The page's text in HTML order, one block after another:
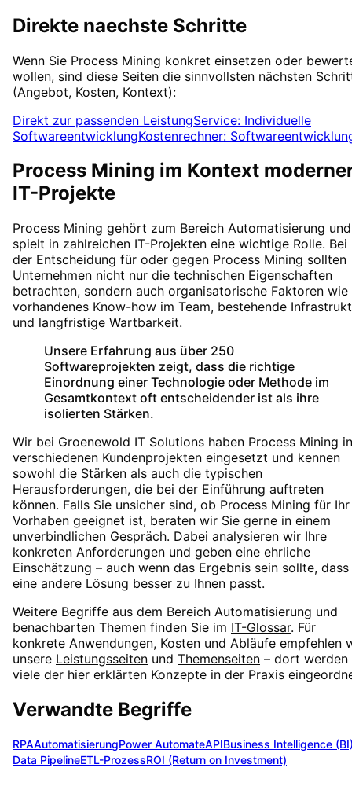
Direkte naechste Schritte
Wenn Sie Process Mining konkret einsetzen oder
wollen, sind diese Seiten die sinnvollsten nächsten
(Angebot, Kosten, Kontext):
Direkt zur passenden LeistungService: Individuelle
SoftwareentwicklungKostenrechner:
Process Mining im Kontext
IT-Projekte
Process Mining gehört zum Bereich Automatisierung und
spielt in zahlreichen IT-Projekten eine wichtige Rolle. Bei
der Entscheidung für oder gegen Process Mining sollten
Unternehmen nicht nur die technischen Eigenschaften
betrachten, sondern auch organisatorische Faktoren wie
vorhandenes Know-how im Team, bestehende
und langfristige Wartbarkeit.
Unsere Erfahrung aus über 250
Softwareprojekten zeigt, dass die richtige
Einordnung einer Technologie oder Methode im
Gesamtkontext oft entscheidender ist als ihre
isolierten Stärken.
Wir bei Groenewold IT Solutions haben Process Mining in
verschiedenen Kundenprojekten eingesetzt und kennen
sowohl die Stärken als auch die typischen
Herausforderungen, die bei der Einführung auftreten
können. Falls Sie unsicher sind, ob Process Mining für Ihr
Vorhaben geeignet ist, beraten wir Sie gerne in einem
unverbindlichen Gespräch. Dabei analysieren wir Ihre
konkreten Anforderungen und geben eine ehrliche
Einschätzung – auch wenn das Ergebnis sein sollte, dass
eine andere Lösung besser zu Ihnen passt.
Weitere Begriffe aus dem Bereich Automatisierung und
benachbarten Themen finden Sie im IT-Glossar. Für
konkrete Anwendungen, Kosten und Abläufe empfehlen
unsere Leistungsseiten und Themenseiten – dort werden
viele der hier erklärten Konzepte in der Praxis
Verwandte Begriffe
RPAAutomatisierungPower AutomateAPIBusiness Intelligence
Data PipelineETL-ProzessROI (Return on Investment)